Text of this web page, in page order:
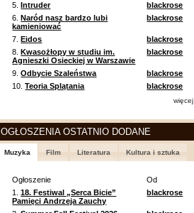
5.Intruder
blackrose
6.Naród nasz bardzo lubi
kamieniować
blackrose
7.Eidos
blackrose
8.Kwasożłopy w studiu im.
Agnieszki Osieckiej w Warszawie
blackrose
9.Odbycie Szaleństwa
blackrose
10.Teoria Splątania blackrose
więcej
OGŁOSZENIA OSTATNIO DODANE
Muzyka Film Literatura Kultura i sztuka
Ogłoszenie
Od
1.18. Festiwal „Serca Bicie”
Pamięci Andrzeja Zauchy
blackrose